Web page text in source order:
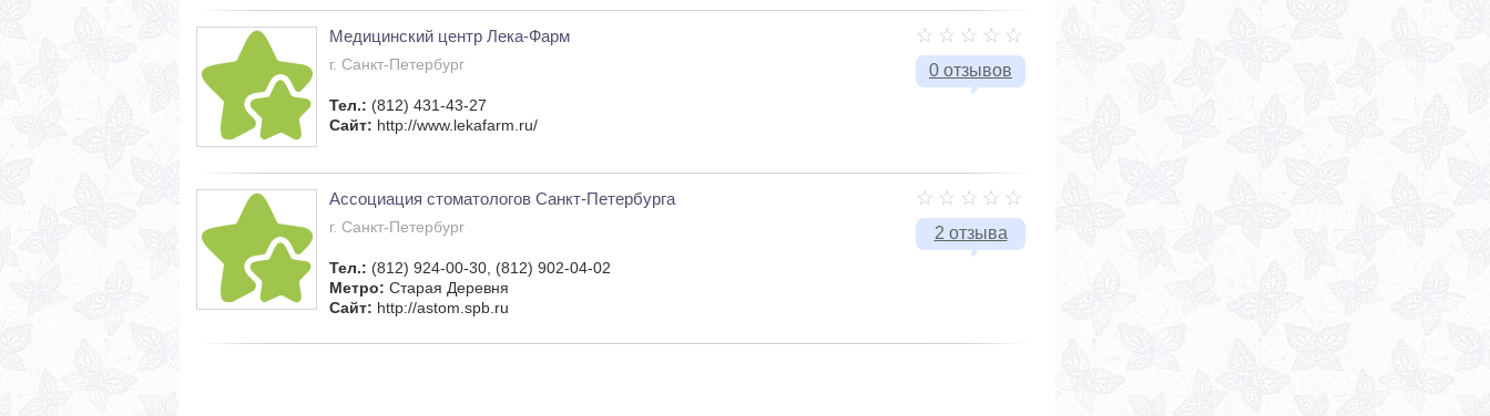
0 отзывов
Медицинский центр Лека-Фарм
г. Санкт-Петербург
Тел.: (812) 431-43-27
Сайт: http://www.lekafarm.ru/
2 отзыва
Ассоциация стоматологов Санкт-Петербурга
г. Санкт-Петербург
Тел.: (812) 924-00-30, (812) 902-04-02
Метро: Старая Деревня
Сайт: http://astom.spb.ru